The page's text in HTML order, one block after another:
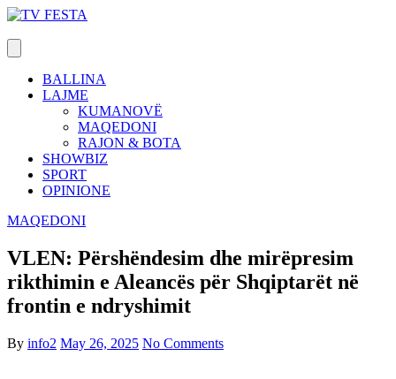
Skip
content
BALLINA
LAJME
KUMANOVË
MAQEDONI
RAJON & BOTA
SHOWBIZ
SPORT
OPINIONE
MAQEDONI
VLEN: Përshëndesim dhe mirëpresim
rikthimin e Aleancës për Shqiptarët në
frontin e ndryshimit
By info2 May 26, 2025 No Comments